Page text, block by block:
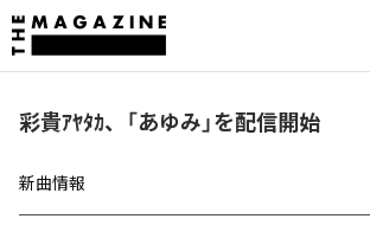
彩貴ｱﾔﾀｶ、「あゆみ」を配信開始
新曲情報